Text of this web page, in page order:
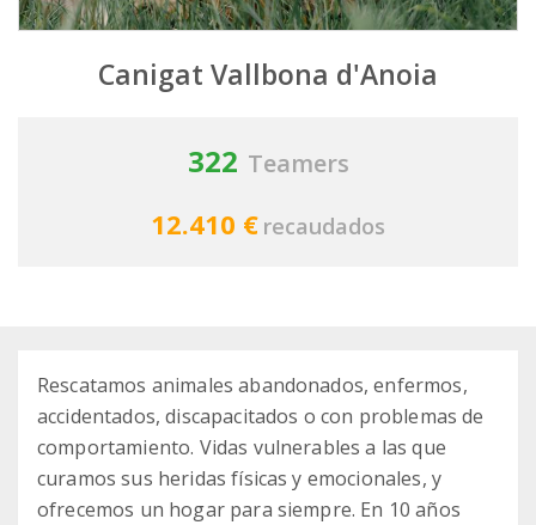
Canigat Vallbona d'Anoia
322 Teamers
12.410 € recaudados
Rescatamos animales abandonados, enfermos,
accidentados, discapacitados o con problemas de
comportamiento. Vidas vulnerables a las que
curamos sus heridas físicas y emocionales, y
ofrecemos un hogar para siempre. En 10 años